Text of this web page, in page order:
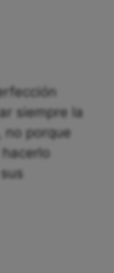
siempre la
no porque